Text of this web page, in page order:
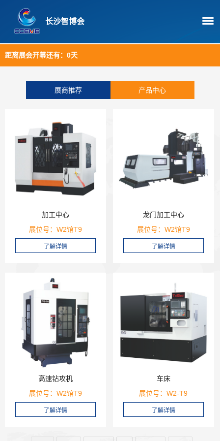
长沙智博会
距离展会开幕还有： 0天
展商推荐 产品中心
加工中心
展位号：W2馆T9
龙门加工中心
展位号：W2馆T9
高速钻攻机
展位号：W2馆T9
车床
展位号：W2-T9